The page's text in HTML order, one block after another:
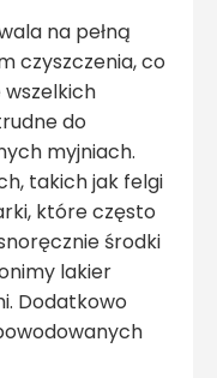
na pełną
czyszczenia, co
wszelkich
do
myjniach.
takich jak felgi
które często
środki
lakier
Dodatkowo